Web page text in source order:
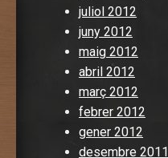
juliol 2012
juny 2012
maig 2012
abril 2012
març 2012
febrer 2012
gener 2012
desembre 2011